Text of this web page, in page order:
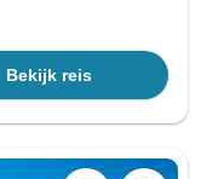
Bekijk reis